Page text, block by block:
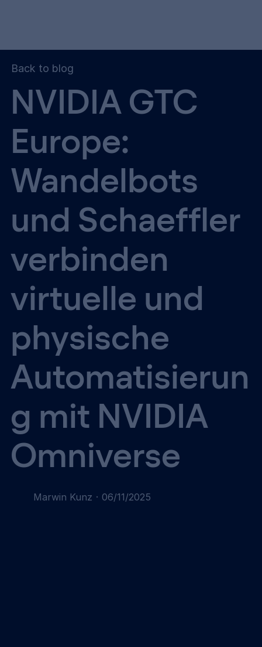
Back to blog
NVIDIA GTC
Europe:
Wandelbots
und Schaeffler
verbinden
virtuelle und
physische
Automatisierun
g mit NVIDIA
Omniverse
Marwin Kunz · 06/11/2025